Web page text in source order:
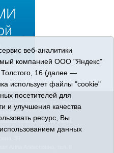
правда». 16+. Все
ссылка обязательна.
область, г. Ишим, ул.
веб-аналитики
компанией ООО "Яндекс"
16 (далее —
использует файлы "cookie"
посетителей для
и улучшения качества
ресурс, Вы
данных